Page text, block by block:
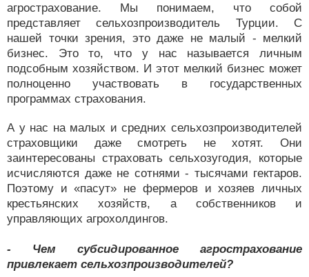
агрострахование. Мы понимаем, что собой
представляет сельхозпроизводитель Турции. С
нашей точки зрения, это даже не малый - мелкий
бизнес. Это то, что у нас называется личным
подсобным хозяйством. И этот мелкий бизнес может
полноценно участвовать в государственных
программах страхования.
А у нас на малых и средних сельхозпроизводителей
страховщики даже смотреть не хотят. Они
заинтересованы страховать сельхозугодия, которые
исчисляются даже не сотнями - тысячами гектаров.
Поэтому и «пасут» не фермеров и хозяев личных
крестьянских хозяйств, а собственников и
управляющих агрохолдингов.
- Чем субсидированное агрострахование
привлекает сельхозпроизводителей?